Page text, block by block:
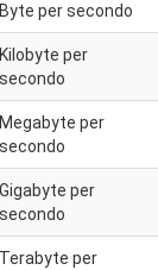
Byte per secondo
Kilobyte per
secondo
Megabyte per
secondo
Gigabyte per
secondo
Terabyte per